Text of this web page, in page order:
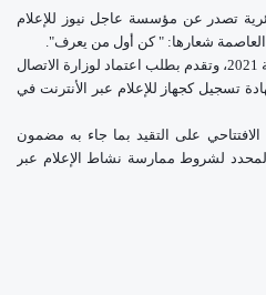
تصدر عن مؤسسة عاجل نيوز للإعلام
العاصمة شعارها: " كن أول من يعرف".
انطلق الموقع في العمل يوم 5 جويلية 2021، وتقدم بطلب اعتماد لوزارة الاتصال
على شهادة تسجيل كجهاز للإعلام عبر الأنترنت في
الافتتاحي على التقيد بما جاء به مضمون
لشروط ممارسة نشاط الإعلام عبر